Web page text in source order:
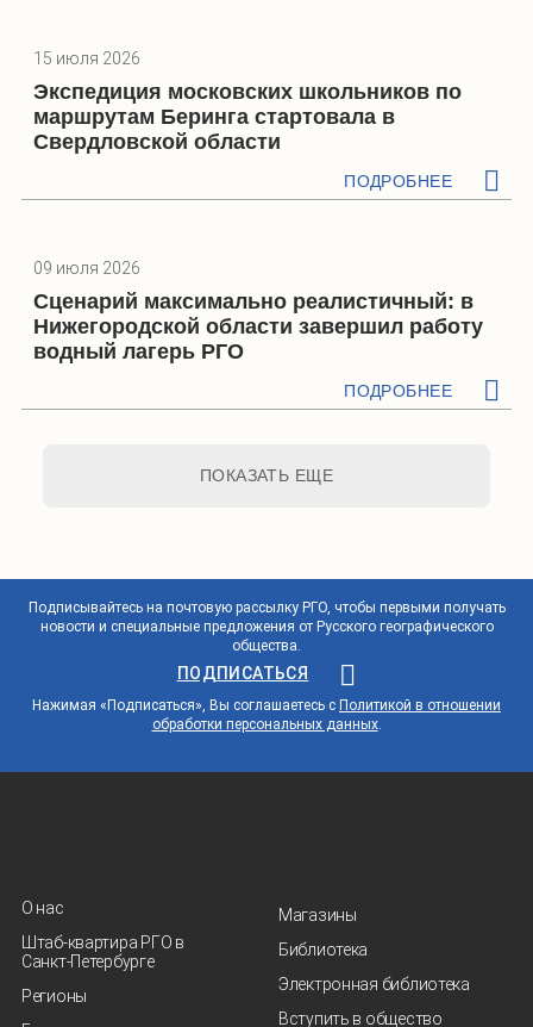
15 июля 2026
Экспедиция московских школьников по
маршрутам Беринга стартовала в
Свердловской области
ПОДРОБНЕЕ
09 июля 2026
Сценарий максимально реалистичный: в
Нижегородской области завершил работу
водный лагерь РГО
ПОДРОБНЕЕ
ПОКАЗАТЬ ЕЩЕ
Подписывайтесь на почтовую рассылку РГО, чтобы первыми получать
новости и специальные предложения от Русского географического
общества.
ПОДПИСАТЬСЯ
Нажимая «Подписаться», Вы соглашаетесь с Политикой в отношении
обработки персональных данных.
О нас
Штаб-квартира РГО в
Санкт‑Петербурге
Регионы
Магазины
Библиотека
Электронная библиотека
Вступить в общество